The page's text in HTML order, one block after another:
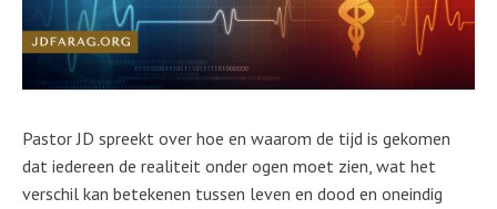
Pastor JD spreekt over hoe en waarom de tijd is gekomen
dat iedereen de realiteit onder ogen moet zien, wat het
verschil kan betekenen tussen leven en dood en oneindig